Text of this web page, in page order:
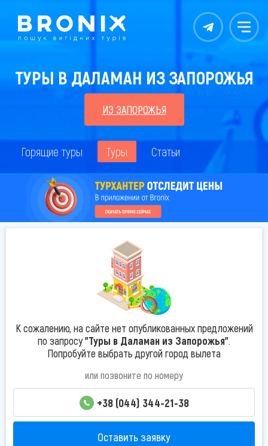
Контакты Меню
ТУРЫ В ДАЛАМАН ИЗ ЗАПОРОЖЬЯ
ИЗ ЗАПОРОЖЬЯ
Горящие туры Туры Статьи
К сожалению, на сайте нет опубликованных предложений
по запросу"Туры в Даламан из Запорожья".
Попробуйте выбрать другой город вылета
или позвоните по номеру
+38 (044) 344-21-38
Оставить заявку